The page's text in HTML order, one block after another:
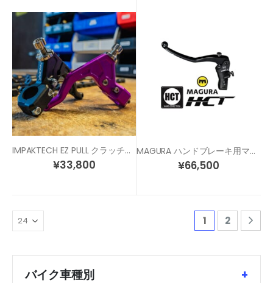
IMPAKTECH EZ PULL クラッチレバー
¥33,800
MAGURA ハンドブレーキ用マスターシリンダー(左側用)
¥66,500
1 2
バイク車種別 +